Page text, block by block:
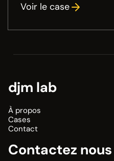
Voir le case
djm lab
À propos
Cases
Contact
Contactez nous